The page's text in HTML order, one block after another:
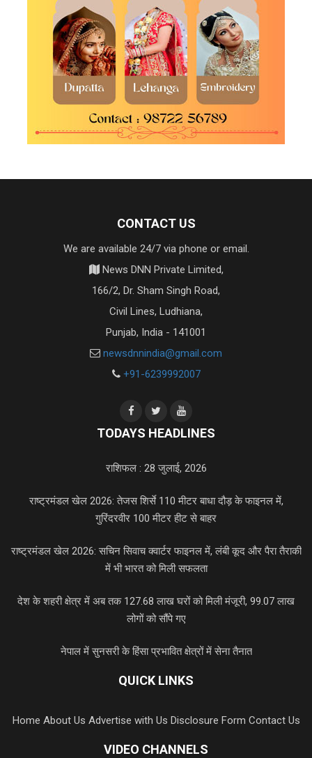
CONTACT US
We are available 24/7 via phone or email.
News DNN Private Limited,
166/2, Dr. Sham Singh Road,
Civil Lines, Ludhiana,
Punjab, India - 141001
newsdnnindia@gmail.com
+91-6239992007
TODAYS HEADLINES
राशिफल : 28 जुलाई, 2026
राष्ट्रमंडल खेल 2026: तेजस शिर्से 110 मीटर बाधा दौड़ के फाइनल में,
गुरिंदरवीर 100 मीटर हीट से बाहर
राष्ट्रमंडल खेल 2026: सचिन सिवाच क्वार्टर फाइनल में, लंबी कूद और पैरा तैराकी
में भी भारत को मिली सफलता
देश के शहरी क्षेत्र में अब तक 127.68 लाख घरों को मिली मंजूरी, 99.07 लाख
लोगों को सौंपे गए
नेपाल में सुनसरी के हिंसा प्रभावित क्षेत्रों में सेना तैनात
QUICK LINKS
Home About Us Advertise with Us Disclosure Form Contact Us
VIDEO CHANNELS